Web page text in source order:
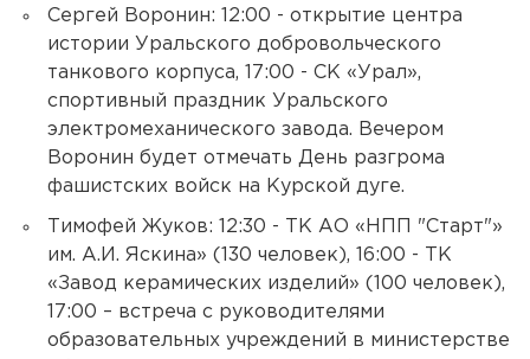
Сергей Воронин: 12:00 - открытие центра
истории Уральского добровольческого
танкового корпуса, 17:00 - СК «Урал»,
спортивный праздник Уральского
электромеханического завода. Вечером
Воронин будет отмечать День разгрома
фашистских войск на Курской дуге.
Тимофей Жуков: 12:30 - ТК АО «НПП "Старт"»
им. А.И. Яскина» (130 человек), 16:00 - ТК
«Завод керамических изделий» (100 человек),
17:00 – встреча с руководителями
образовательных учреждений в министерстве